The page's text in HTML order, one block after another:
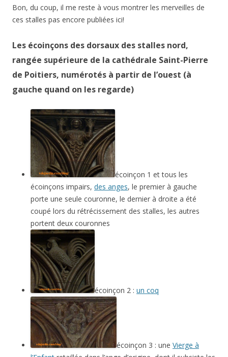
Bon, du coup, il me reste à vous montrer les merveilles de
ces stalles pas encore publiées ici!
Les écoinçons des dorsaux des stalles nord,
rangée supérieure de la cathédrale Saint-Pierre
de Poitiers, numérotés à partir de l’ouest (à
gauche quand on les regarde)
écoinçon 1 et tous les
écoinçons impairs, des anges, le premier à gauche
porte une seule couronne, le dernier à droite a été
coupé lors du rétrécissement des stalles, les autres
portent deux couronnes
écoinçon 2 : un coq
écoinçon 3 : une Vierge à